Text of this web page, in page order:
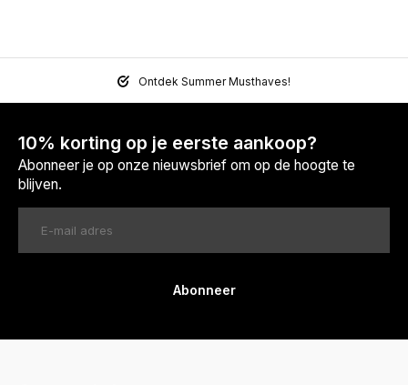
Ontdek Summer Musthaves!
10% korting op je eerste aankoop?
Abonneer je op onze nieuwsbrief om op de hoogte te
blijven.
Abonneer